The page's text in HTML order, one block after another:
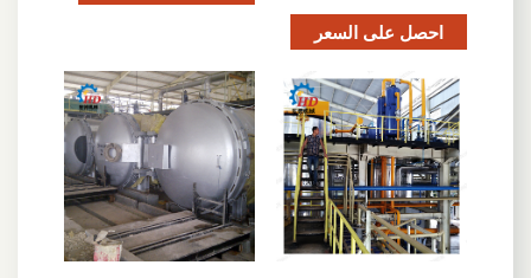
احصل على السعر